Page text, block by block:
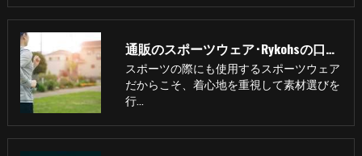
通販のスポーツウェア･Rykohsの口コミ情報
スポーツの際にも使用するスポーツウェア
だからこそ、着心地を重視して素材選びを
行…